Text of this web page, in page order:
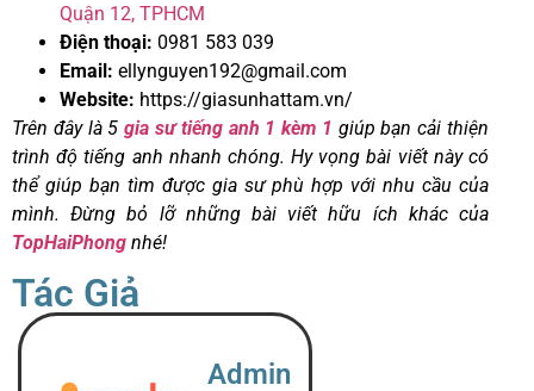
Quận 12, TPHCM
Điện thoại: 0981 583 039
Email: ellynguyen192@gmail.com
Website: https://giasunhattam.vn/
Trên đây là 5gia sư tiếng anh 1 kèm 1 giúp bạn cải thiện
trình độ tiếng anh nhanh chóng. Hy vọng bài viết này có
thể giúp bạn tìm được gia sư phù hợp với nhu cầu của
mình. Đừng bỏ lỡ những bài viết hữu ích khác của
TopHaiPhong nhé!
Tác Giả
Admin